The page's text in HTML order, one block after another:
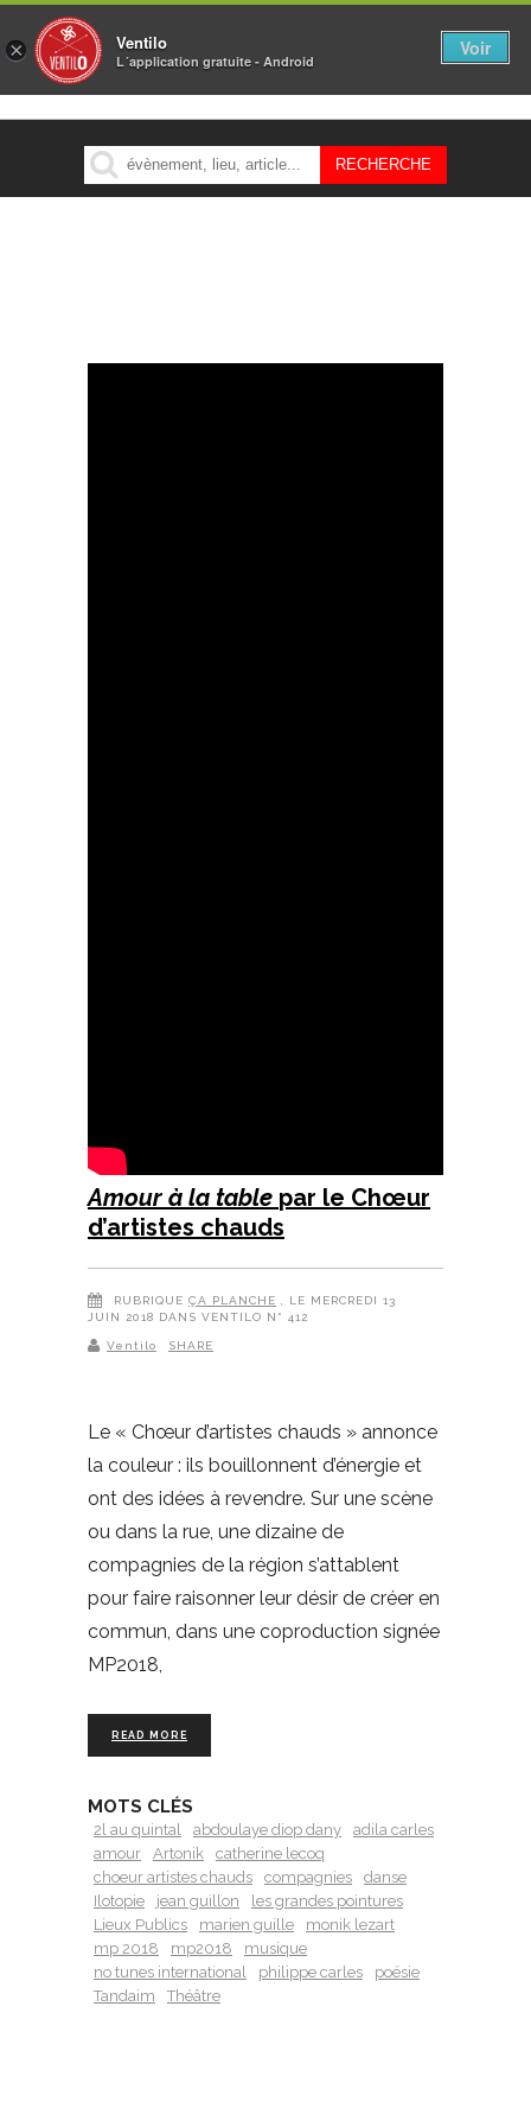
MENU
Amour à la table par le Chœur
d’artistes chauds
RUBRIQUE ÇA PLANCHE
, LE MERCREDI 13
JUIN 2018 DANS VENTILO N° 412
Ventilo SHARE
Le « Chœur d’artistes chauds » annonce
la couleur : ils bouillonnent d’énergie et
ont des idées à revendre. Sur une scène
ou dans la rue, une dizaine de
compagnies de la région s’attablent
pour faire raisonner leur désir de créer en
commun, dans une coproduction signée
MP2018,
READ MORE
MOTS CLÉS
2l au quintal abdoulaye diop dany
adila carles
amour
Artonik
catherine lecoq
choeur artistes chauds
compagnies
danse
Ilotopie
jean guillon
les grandes pointures
Lieux Publics
marien guille
monik lezart
mp 2018
mp2018
musique
no tunes international
philippe carles
poésie
Tandaim
Théâtre
× Ventilo
L´application gratuite - Android
Voir